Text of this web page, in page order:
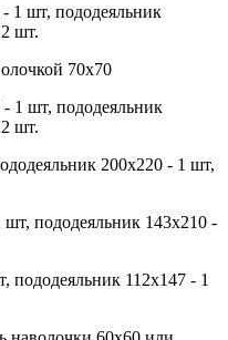
1 шт, пододеяльник
шт.
70х70
1 шт, пододеяльник
шт.
200х220 - 1 шт,
пододеяльник 143х210 -
пододеяльник 112х147 - 1